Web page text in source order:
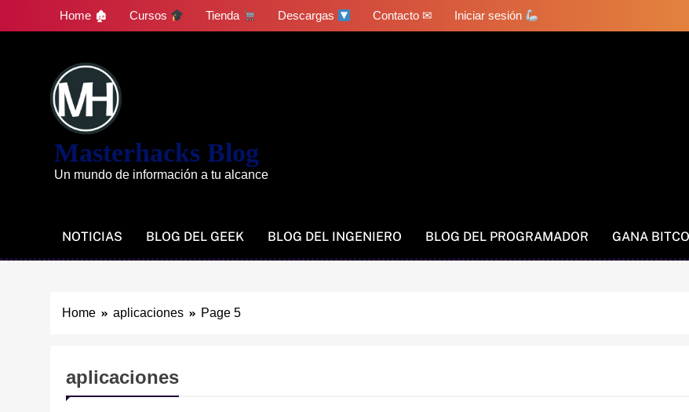
Home 🏚 Cursos Tienda Descargas Contacto ✉ Iniciar sesión
Masterhacks Blog
Un mundo de información a tu alcance
NOTICIAS BLOG DEL GEEK BLOG DEL INGENIERO BLOG DEL PROGRAMADOR GANA
Home aplicaciones Page 5
aplicaciones